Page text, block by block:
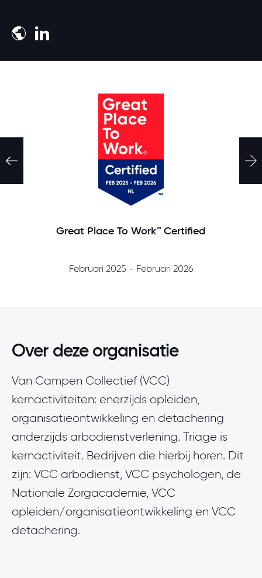
Great Place To Work™ Certified
Februari 2025 - Februari 2026
Over deze organisatie
Van Campen Collectief (VCC)
kernactiviteiten: enerzijds opleiden,
organisatieontwikkeling en detachering
anderzijds arbodienstverlening. Triage is
kernactiviteit. Bedrijven die hierbij horen. Dit
zijn: VCC arbodienst, VCC psychologen, de
Nationale Zorgacademie, VCC
opleiden/organisatieontwikkeling en VCC
detachering.